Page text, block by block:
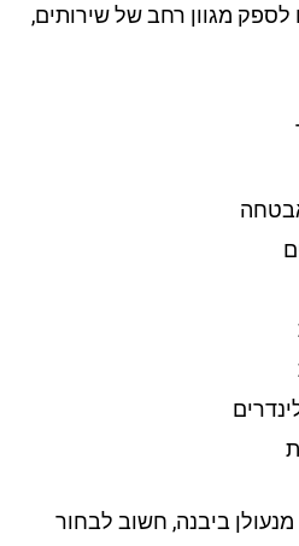
מגוון רחב של שירותים,
ביבנה, חשוב לבחור